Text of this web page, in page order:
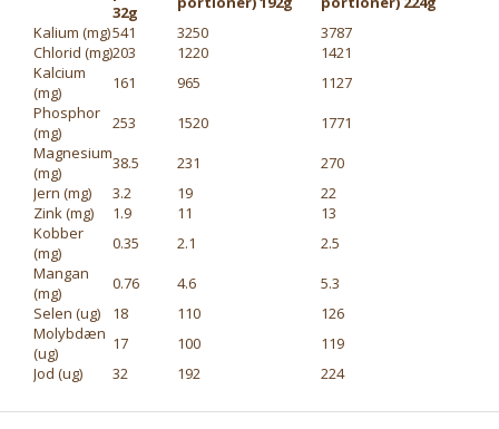
32g
Kalium (mg)541 3250
3787
Chlorid (mg)203 1220
1421
Kalcium
(mg)
161 965
1127
Phosphor
(mg)
253 1520
1771
Magnesium
(mg)
38.5 231
270
Jern (mg)
3.2 19
22
Zink (mg)
1.9 11
13
Kobber
(mg)
0.35 2.1
2.5
Mangan
(mg)
0.76 4.6
5.3
Selen (ug)
18 110
126
Molybdæn
(ug)
17 100
119
Jod (ug)
32 192 224